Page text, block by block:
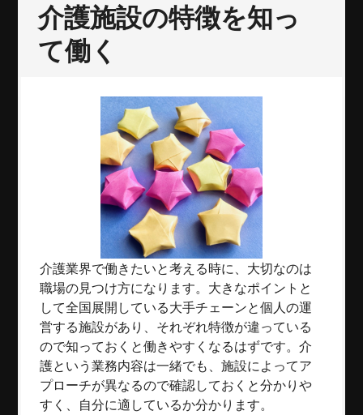
介護施設の特徴を知っ
て働く
介護業界で働きたいと考える時に、大切なのは
職場の見つけ方になります。大きなポイントと
して全国展開している大手チェーンと個人の運
営する施設があり、それぞれ特徴が違っている
ので知っておくと働きやすくなるはずです。介
護という業務内容は一緒でも、施設によってア
プローチが異なるので確認しておくと分かりや
すく、自分に適しているか分かります。